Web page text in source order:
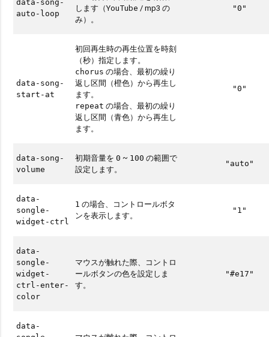
data-song-
auto-loop
します（YouTube / mp3 の
み）。
"0"
data-song-
start-at
初回再生時の再生位置を時刻
（秒）指定します。
chorus の場合、最初の繰り
返し区間（橙色）から再生し
ます。
repeat の場合、最初の繰り
返し区間（青色）から再生し
ます。
"0"
data-song-
volume
初期音量を0 ~ 100 の範囲で
設定します。
"auto"
data-
songle-
widget-ctrl
1 の場合、コントロールボタ
ンを表示します。
"1"
data-
songle-
widget-
ctrl-enter-
color
マウスが触れた際、コントロ
ールボタンの色を設定しま
す。
"#e17"
data-